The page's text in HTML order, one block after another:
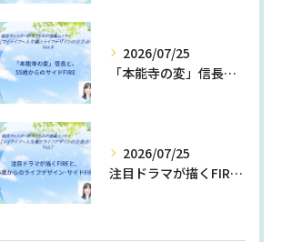
2026/07/25
「本能寺の変」信長と、55歳からのサイドFIRE
2026/07/25
注目ドラマが描くFIREと、55歳からのライフデザイン・サイドFIRE